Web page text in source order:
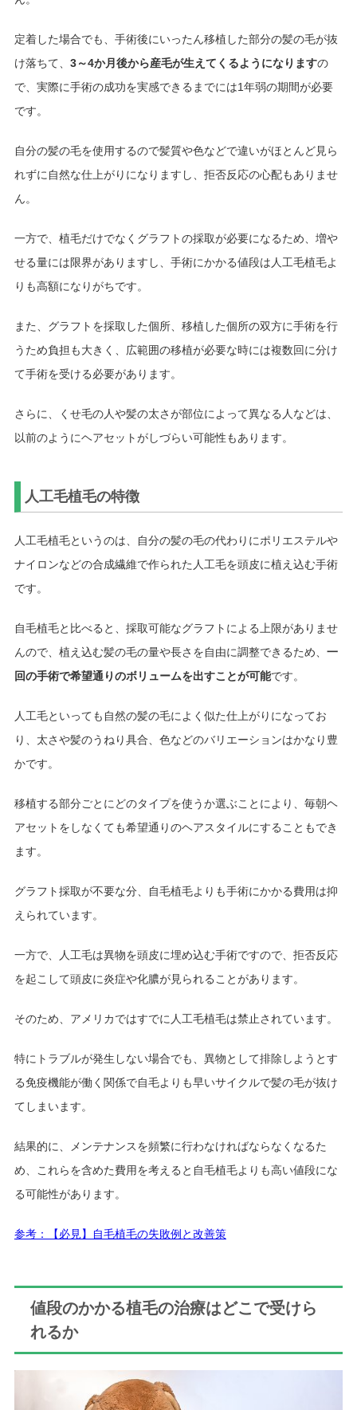
定着した場合でも、手術後にいったん移植した部分の髪の毛が抜
け落ちて、 3～4か月後から産毛が生えてくるようになりますの
で、実際に手術の成功を実感できるまでには1年弱の期間が必要
です。
自分の髪の毛を使用するので髪質や色などで違いがほとんど見ら
れずに自然な仕上がりになりますし、拒否反応の心配もありませ
ん。
一方で、植毛だけでなくグラフトの採取が必要になるため、増や
せる量には限界がありますし、手術にかかる値段は人工毛植毛よ
りも高額になりがちです。
また、グラフトを採取した個所、移植した個所の双方に手術を行
うため負担も大きく、広範囲の移植が必要な時には複数回に分け
て手術を受ける必要があります。
さらに、くせ毛の人や髪の太さが部位によって異なる人などは、
以前のようにヘアセットがしづらい可能性もあります。
人工毛植毛の特徴
人工毛植毛というのは、自分の髪の毛の代わりにポリエステルや
ナイロンなどの合成繊維で作られた人工毛を頭皮に植え込む手術
です。
自毛植毛と比べると、採取可能なグラフトによる上限がありませ
んので、植え込む髪の毛の量や長さを自由に調整できるため、 一
回の手術で希望通りのボリュームを出すことが可能です。
人工毛といっても自然の髪の毛によく似た仕上がりになってお
り、太さや髪のうねり具合、色などのバリエーションはかなり豊
かです。
移植する部分ごとにどのタイプを使うか選ぶことにより、毎朝ヘ
アセットをしなくても希望通りのヘアスタイルにすることもでき
ます。
グラフト採取が不要な分、自毛植毛よりも手術にかかる費用は抑
えられています。
一方で、人工毛は異物を頭皮に埋め込む手術ですので、拒否反応
を起こして頭皮に炎症や化膿が見られることがあります。
そのため、アメリカではすでに人工毛植毛は禁止されています。
特にトラブルが発生しない場合でも、異物として排除しようとす
る免疫機能が働く関係で自毛よりも早いサイクルで髪の毛が抜け
てしまいます。
結果的に、メンテナンスを頻繁に行わなければならなくなるた
め、これらを含めた費用を考えると自毛植毛よりも高い値段にな
る可能性があります。
参考：【必見】自毛植毛の失敗例と改善策
値段のかかる植毛の治療はどこで受けら
れるか